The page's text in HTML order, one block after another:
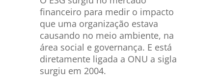
financeiro para medir o impacto
que uma organização estava
causando no meio ambiente, na
área social e governança. E está
diretamente ligada a ONU a sigla
surgiu em 2004.